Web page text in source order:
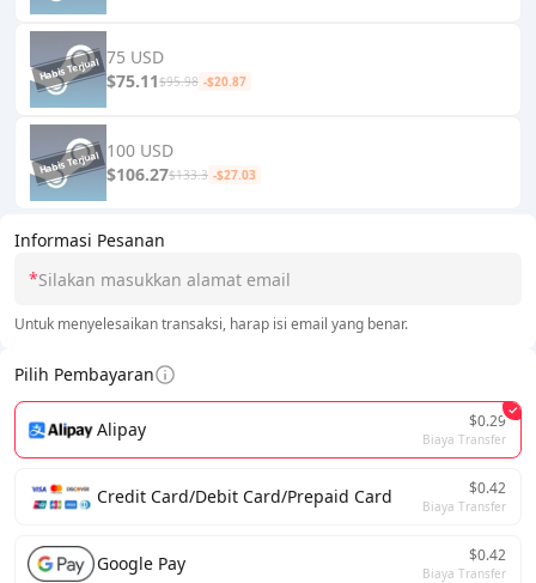
Informasi Pesanan
*
Untuk menyelesaikan transaksi, harap isi email yang benar.
Pilih Pembayaran
Alipay $0.29
Biaya Transfer
Credit Card/Debit Card/Prepaid Card $0.42
Biaya Transfer
Google Pay $0.42
Biaya Transfer
75 USD
$75.11$95.98 -$20.87
100 USD
$106.27$133.3 -$27.03